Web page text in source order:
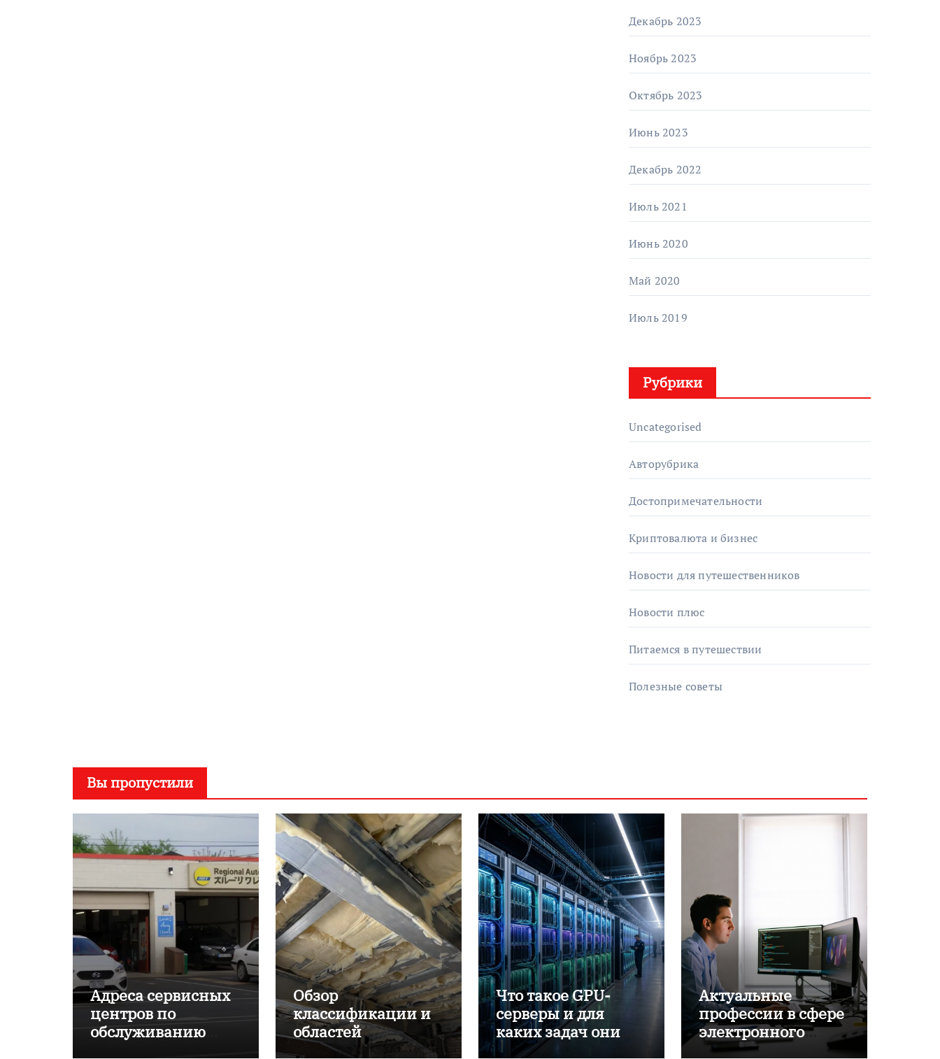
Декабрь 2023
Ноябрь 2023
Октябрь 2023
Июнь 2023
Декабрь 2022
Июль 2021
Июнь 2020
Май 2020
Июль 2019
Рубрики
Uncategorised
Авторубрика
Достопримечательности
Криптовалюта и бизнес
Новости для путешественников
Новости плюс
Питаемся в путешествии
Полезные советы
Вы пропустили
Адреса сервисных
центров по
обслуживанию
Обзор
классификации и
областей
применения
Что такое GPU-
серверы и для
каких задач они
применяются
Актуальные
профессии в сфере
электронного
обучения